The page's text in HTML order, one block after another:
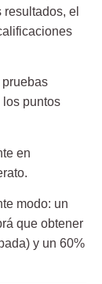
el
los puntos
en
modo: un
que obtener
y un 60%